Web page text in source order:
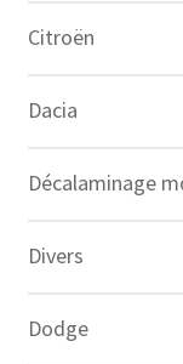
Citroën
Dacia
Décalaminage
Divers
Dodge